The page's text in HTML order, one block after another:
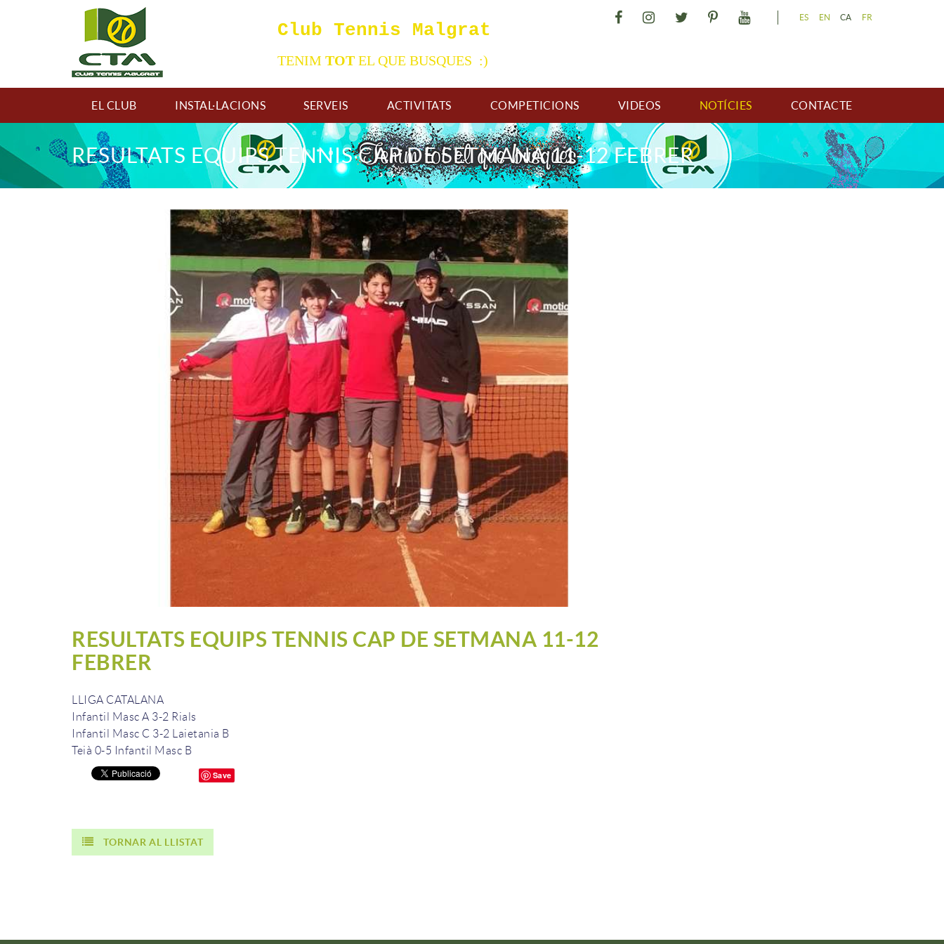
Club Tennis Malgrat
TENIM TOTEL QUE BUSQUES :)
ES EN CA FR
EL CLUB INSTAL·LACIONS SERVEIS ACTIVITATS COMPETICIONS VIDEOS NOTÍCIES CONTACTE
RESULTATS EQUIPS TENNIS CAP DE SETMANA 11-12 FEBRER
RESULTATS EQUIPS TENNIS CAP DE SETMANA 11-12
FEBRER
LLIGA CATALANA
Infantil Masc A 3-2 Rials
Infantil Masc C 3-2 Laietania B
Teià 0-5 Infantil Masc B
Save
TORNAR AL LLISTAT